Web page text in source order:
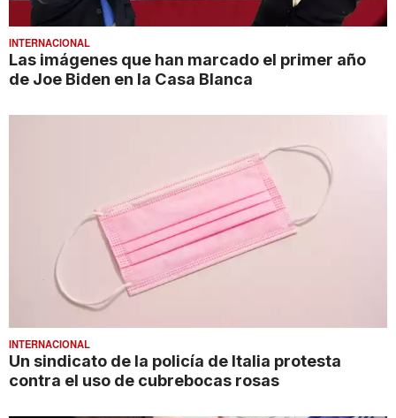
INTERNACIONAL
Las imágenes que han marcado el primer año
de Joe Biden en la Casa Blanca
INTERNACIONAL
Un sindicato de la policía de Italia protesta
contra el uso de cubrebocas rosas